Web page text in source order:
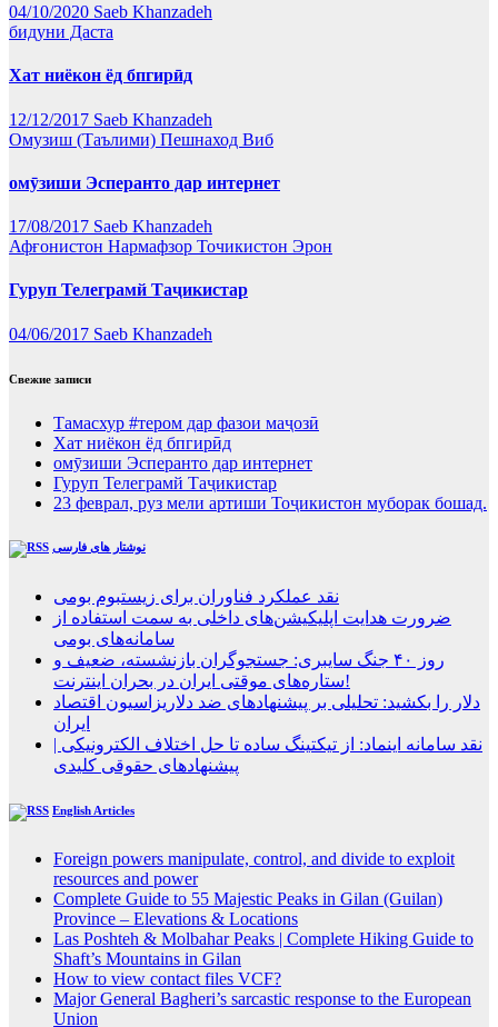
04/10/2020 Saeb Khanzadeh
бидуни Даста
Хат ниёкон ёд бпгирӣд
12/12/2017 Saeb Khanzadeh
Омузиш (Таълими) Пешнаход Виб
омӯзиши Эсперанто дар интернет
17/08/2017 Saeb Khanzadeh
Афғонистон Нармафзор Точикистон Эрон
Гуруп Телеграмй Таҷикистар
04/06/2017 Saeb Khanzadeh
Свежие записи
Тамасхур #тером дар фазои маҷозӣ
Хат ниёкон ёд бпгирӣд
омӯзиши Эсперанто дар интернет
Гуруп Телеграмй Таҷикистар
23 феврал, руз мели артиши Тоҷикистон муборак бошад.
نوشتار های فارسی
نقد عملکرد فناوران برای زیستبوم بومی
ضرورت هدایت اپلیکیشن‌های داخلی به سمت استفاده از
سامانه‌های بومی
روز ۴۰ جنگ سایبری: جستجوگران بازنشسته، ضعیف و
ستاره‌های موقتی ایران در بحران اینترنت!
دلار را بکشید: تحلیلی بر پیشنهادهای ضد دلاریزاسیون اقتصاد
ایران
نقد سامانه اینماد: از تیکتینگ ساده تا حل اختلاف الکترونیکی |
پیشنهادهای حقوقی کلیدی
English Articles
Foreign powers manipulate, control, and divide to exploit
resources and power
Complete Guide to 55 Majestic Peaks in Gilan (Guilan)
Province – Elevations & Locations
Las Poshteh & Molbahar Peaks | Complete Hiking Guide to
Shaft’s Mountains in Gilan
How to view contact files VCF?
Major General Bagheri’s sarcastic response to the European
Union